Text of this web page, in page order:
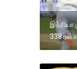
இந்தியா
338